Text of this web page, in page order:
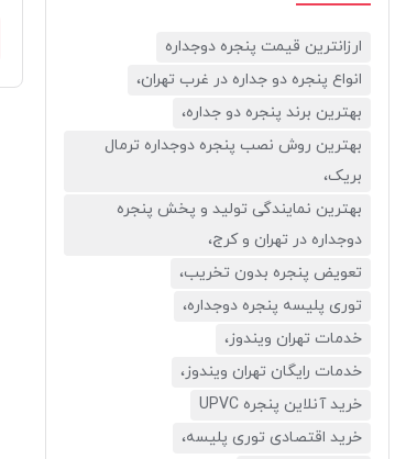
ارزانترین قیمت پنجره دوجداره
انواع پنجره دو جداره در غرب تهران،
بهترین برند پنجره دو جداره،
بهترین روش نصب پنجره دوجداره ترمال
بریک،
بهترین نمایندگی تولید و پخش پنجره
دوجداره در تهران و کرج،
تعویض پنجره بدون تخریب،
توری پلیسه پنجره دوجداره،
خدمات تهران ویندوز،
خدمات رایگان تهران ویندوز،
خرید آنلاین پنجره UPVC
خرید اقتصادی توری پلیسه،